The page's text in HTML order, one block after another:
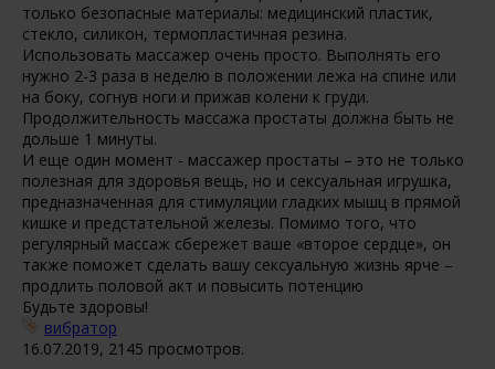
только безопасные материалы: медицинский пластик,
стекло, силикон, термопластичная резина.
Использовать массажер очень просто. Выполнять его
нужно 2-3 раза в неделю в положении лежа на спине или
на боку, согнув ноги и прижав колени к груди.
Продолжительность массажа простаты должна быть не
дольше 1 минуты.
И еще один момент - массажер простаты – это не только
полезная для здоровья вещь, но и сексуальная игрушка,
предназначенная для стимуляции гладких мышц в прямой
кишке и предстательной железы. Помимо того, что
регулярный массаж сбережет ваше «второе сердце», он
также поможет сделать вашу сексуальную жизнь ярче –
продлить половой акт и повысить потенцию
Будьте здоровы!
вибратор
16.07.2019, 2145 просмотров.